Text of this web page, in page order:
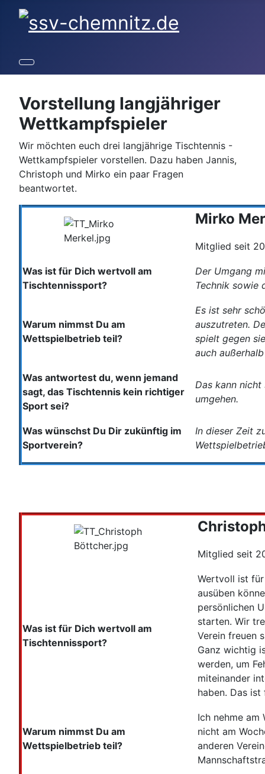
Vorstellung langjähriger
Wettkampfspieler
Wir möchten euch drei langjährige Tischtennis -
Wettkampfspieler vorstellen. Dazu haben Jannis,
Christoph und Mirko ein paar Fragen
beantwortet.
Mirko
Mitglied seit
Was ist für Dich wertvoll am
Tischtennissport?
Der Umgang
Technik sowie
Warum nimmst Du am
Wettspielbetrieb teil?
Es ist sehr
auszutreten.
spielt gegen
auch
Was antwortest du, wenn jemand
sagt, das Tischtennis kein richtiger
Sport sei?
Das kann
umgehen.
Was wünschst Du Dir zukünftig im
Sportverein?
In dieser Zeit
Mitglied seit
Was ist für Dich wertvoll am
Tischtennissport?
Wertvoll ist
ausüben
persönlichen
starten. Wir
Verein freuen
Ganz wichtig
werden, um
miteinander
haben. Das
Warum nimmst Du am
Wettspielbetrieb teil?
Ich nehme
nicht am
anderen